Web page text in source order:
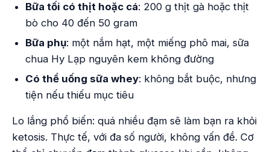
Bữa tối có thịt hoặc cá: 200 g thịt gà hoặc thịt
bò cho 40 đến 50 gram
Bữa phụ: một nắm hạt, một miếng phô mai, sữa
chua Hy Lạp nguyên kem không đường
Có thể uống sữa whey: không bắt buộc, nhưng
tiện nếu thiếu mục tiêu
Lo lắng phổ biến: quá nhiều đạm sẽ làm bạn ra khỏi
ketosis. Thực tế, với đa số người, không vấn đề. Cơ